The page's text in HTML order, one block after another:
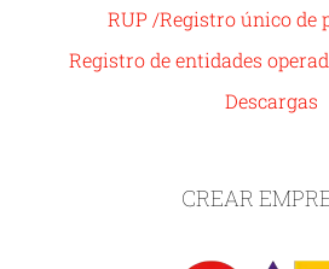
RUP /Registro único de
Registro de entidades
Descargas
CREAR